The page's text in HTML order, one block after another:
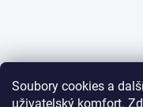
Soubory cookies a
uživatelský komfort.